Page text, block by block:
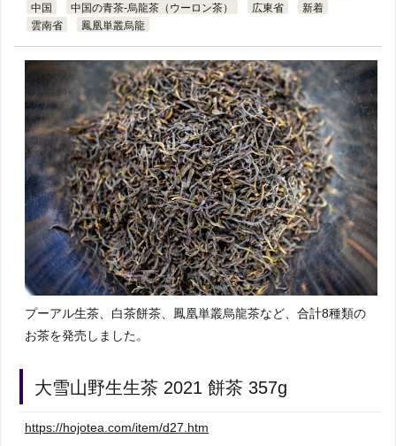
中国
中国の青茶-烏龍茶（ウーロン茶） 広東省
新着
雲南省
鳳凰単叢烏龍
プーアル生茶、白茶餅茶、鳳凰単叢烏龍茶など、合計8種類の
お茶を発売しました。
大雪山野生生茶 2021 餅茶 357g
https://hojotea.com/item/d27.htm